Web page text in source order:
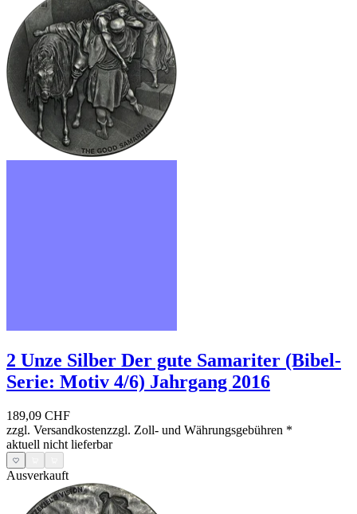
2 Unze Silber Der gute Samariter (Bibel-
Serie: Motiv 4/6) Jahrgang 2016
189,09 CHF
zzgl. Versandkostenzzgl. Zoll- und Währungsgebühren *
aktuell nicht lieferbar
Ausverkauft